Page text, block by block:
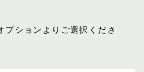
プションより ご選択くださ